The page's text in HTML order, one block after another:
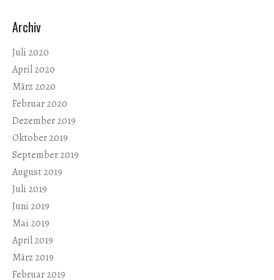
Archiv
Juli 2020
April 2020
März 2020
Februar 2020
Dezember 2019
Oktober 2019
September 2019
August 2019
Juli 2019
Juni 2019
Mai 2019
April 2019
März 2019
Februar 2019